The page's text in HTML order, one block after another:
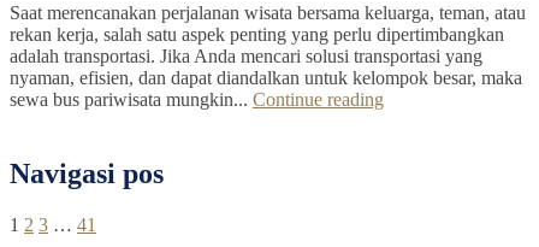
Saat merencanakan perjalanan wisata bersama keluarga, teman, atau
rekan kerja, salah satu aspek penting yang perlu dipertimbangkan
adalah transportasi. Jika Anda mencari solusi transportasi yang
nyaman, efisien, dan dapat diandalkan untuk kelompok besar, maka
sewa bus pariwisata mungkin... Continue reading
Navigasi pos
1 2 3 … 41